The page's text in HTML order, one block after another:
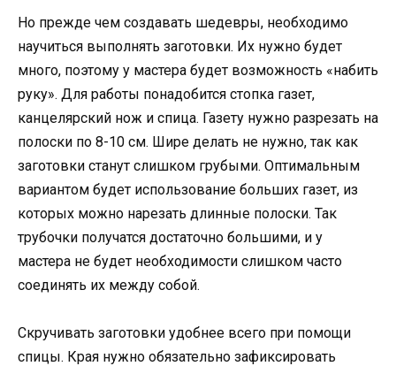
Но прежде чем создавать шедевры, необходимо
научиться выполнять заготовки. Их нужно будет
много, поэтому у мастера будет возможность «набить
руку». Для работы понадобится стопка газет,
канцелярский нож и спица. Газету нужно разрезать на
полоски по 8-10 см. Шире делать не нужно, так как
заготовки станут слишком грубыми. Оптимальным
вариантом будет использование больших газет, из
которых можно нарезать длинные полоски. Так
трубочки получатся достаточно большими, и у
мастера не будет необходимости слишком часто
соединять их между собой.
Скручивать заготовки удобнее всего при помощи
спицы. Края нужно обязательно зафиксировать